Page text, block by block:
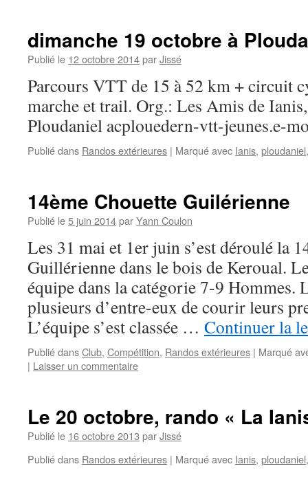
dimanche 19 octobre à
Publié le 12 octobre 2014parJissé
Parcours VTT de 15 à 52 km + circuit
marche et trail. Org.: Les Amis de
Ploudaniel acplouedern-vtt-jeunes.e-
Publié dans Randos extérieures | Marqué avec Ianis, ploudaniel
14ème Chouette Guilérienne
Publié le5 juin 2014parYann Coulon
Les 31 mai et 1er juin s’est déroulé la
Guillérienne dans le bois de Keroual.
équipe dans la catégorie 7-9 Hommes.
plusieurs d’entre-eux de courir leurs
L’équipe s’est classée … Continuer la
Publié dansClub, Compétition, Randos extérieures | Marqué
| Laisser un commentaire
Le 20 octobre, rando « La
Publié le 16 octobre 2013 parJissé
Publié dans Randos extérieures | Marqué avec Ianis, ploudaniel